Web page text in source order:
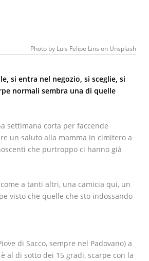
Photo by Luis Felipe Lins on Unsplash
si entra nel negozio, si sceglie, si
normali sembra una di quelle
settimana corta per faccende
un saluto alla mamma in cimitero a
che purtroppo ci hanno già
a tanti altri, una camicia qui, un
visto che quelle che sto indossando
di Sacco, sempre nel Padovano) a
al di sotto dei 15 gradi, scarpe con la